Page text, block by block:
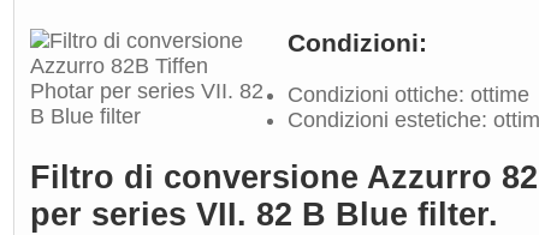
Condizioni:
Condizioni ottiche: ottime
Condizioni estetiche:
Filtro di conversione Azzurro
per series VII. 82 B Blue filter.